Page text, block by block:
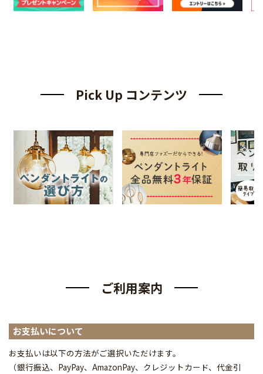
Pick Up コンテンツ
ご利用案内
お支払いについて
お支払いは以下の方法がご選択いただけます。
（銀行振込、PayPay、AmazonPay、クレジットカード、代金引